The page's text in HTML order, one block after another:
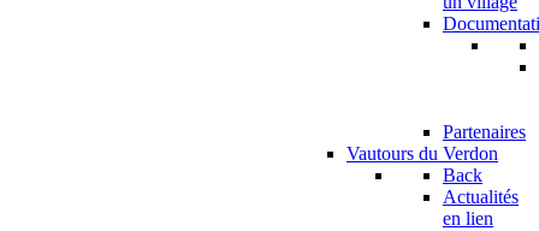
Partenaires
Vautours du Verdon
Back
Actualités
en lien